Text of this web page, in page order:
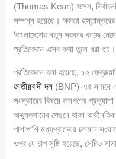
(Thomas Kean) বলেন,
সম্পন্ন হয়েছে। ক্ষমতা হস্তান্তরের
‘বাংলাদেশের নতুন সরকার কাজে
প্রতিবেদনে এসব কথা তুলে ধরা হয়।
প্রতিবেদনে বলা হয়েছে, ১২
জাতীয়বাদী দল (BNP)-এর সামনে
সংস্কারের বিষয়ে জনগণের
অভ্যুত্থানের পেছনে থাকা
পাশাপাশি মধ্যপ্রাচ্যের চলমান
ওপর যে চাপ সৃষ্টি হয়েছে, সেটিও